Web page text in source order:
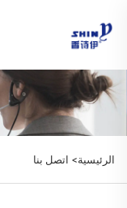
الرئيسية> اتصل بنا